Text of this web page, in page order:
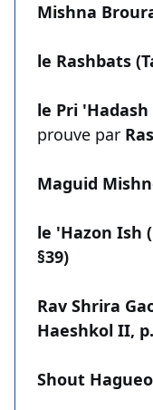
Mishna
le Rashbats
le Pri 'Hadash
prouve par
Maguid
le 'Hazon Ish
§39)
Rav Shrira
Haeshkol II,
Shout